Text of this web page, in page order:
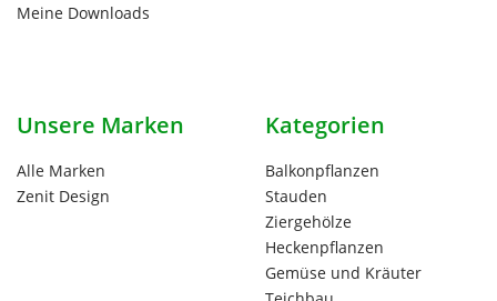
Meine Downloads
Unsere Marken
Alle Marken
Zenit Design
Kategorien
Balkonpflanzen
Stauden
Ziergehölze
Heckenpflanzen
Gemüse und Kräuter